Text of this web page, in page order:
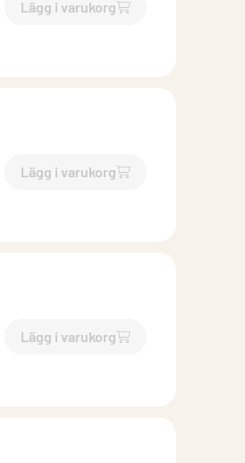
Lägg i varukorg
`$Lägg till
Lägg i varukorg
`$Lägg till
Lägg i varukorg
`$Lägg till